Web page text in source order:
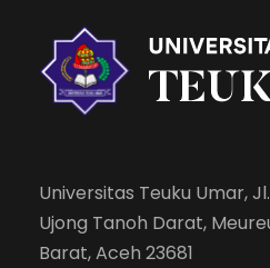
Universitas Teuku Umar,
Ujong Tanoh Darat,
Barat, Aceh 23681